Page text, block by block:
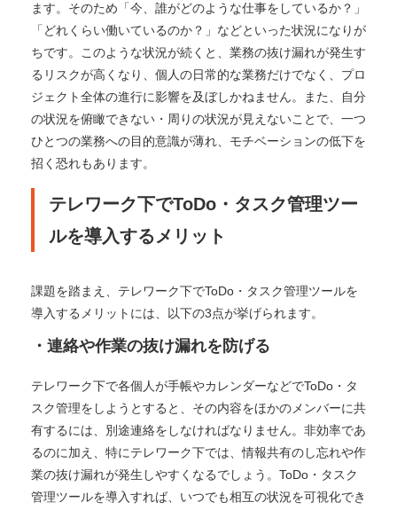
ます。そのため「今、誰がどのような仕事をしているか？」
「どれくらい働いているのか？」などといった状況になりが
ちです。このような状況が続くと、業務の抜け漏れが発生す
るリスクが高くなり、個人の日常的な業務だけでなく、プロ
ジェクト全体の進行に影響を及ぼしかねません。
また、自分
の状況を俯瞰できない・周りの状況が見えないことで、一つ
ひとつの業務への目的意識が薄れ、モチベーションの低下を
招く恐れもあります。
テレワーク下でToDo・タスク管理ツー
ルを導入するメリット
課題を踏まえ、テレワーク下でToDo・タスク管理ツールを
導入するメリットには、以下の3点が挙げられます。
・連絡や作業の抜け漏れを防げる
テレワーク下で各個人が手帳やカレンダーなどでToDo・タ
スク管理をしようとすると、その内容をほかのメンバーに共
有するには、別途連絡をしなければなりません。非効率であ
るのに加え、特にテレワーク下では、情報共有のし忘れや作
業の抜け漏れが発生しやすくなるでしょう。ToDo・タスク
管理ツールを導入すれば、いつでも相互の状況を可視化でき